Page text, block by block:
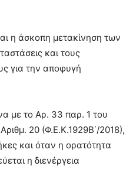
η άσκοπη μετακίνηση των
και τους
για την αποφυγή
με το Αρ. 33 παρ. 1 του
20 (Φ.Ε.Κ.1929Β΄/2018),
και όταν η ορατότητα
η διενέργεια